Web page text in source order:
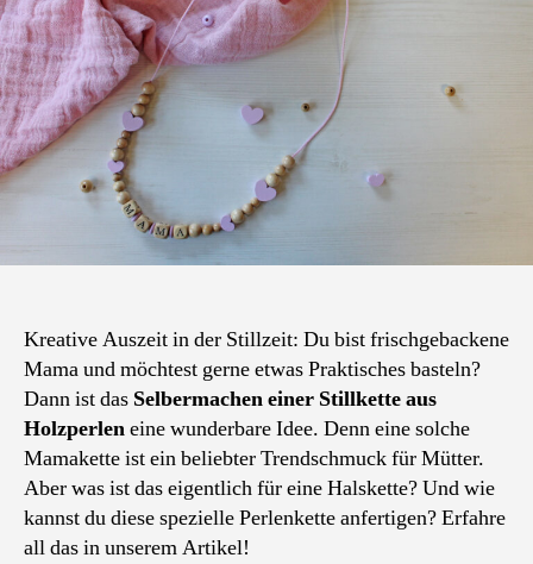
Mamakette
Kreative Auszeit in der Stillzeit: Du bist frischgebackene
Mama und möchtest gerne etwas Praktisches basteln?
Dann ist das Selbermachen einer Stillkette aus
Holzperleneine wunderbare Idee. Denn eine solche
Mamakette ist ein beliebter Trendschmuck für Mütter.
Aber was ist das eigentlich für eine Halskette? Und wie
kannst du diese spezielle Perlenkette anfertigen? Erfahre
all das in unserem Artikel!